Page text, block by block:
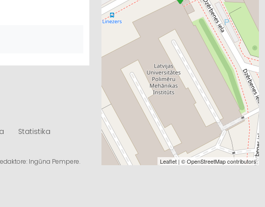
Leaflet | ©OpenStreetMapcontributors
Statistika
Ingūna Pempere.